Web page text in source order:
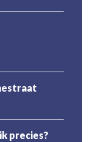
precies?